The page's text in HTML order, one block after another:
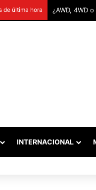
de última hora Remontadas
INTERNACIONAL